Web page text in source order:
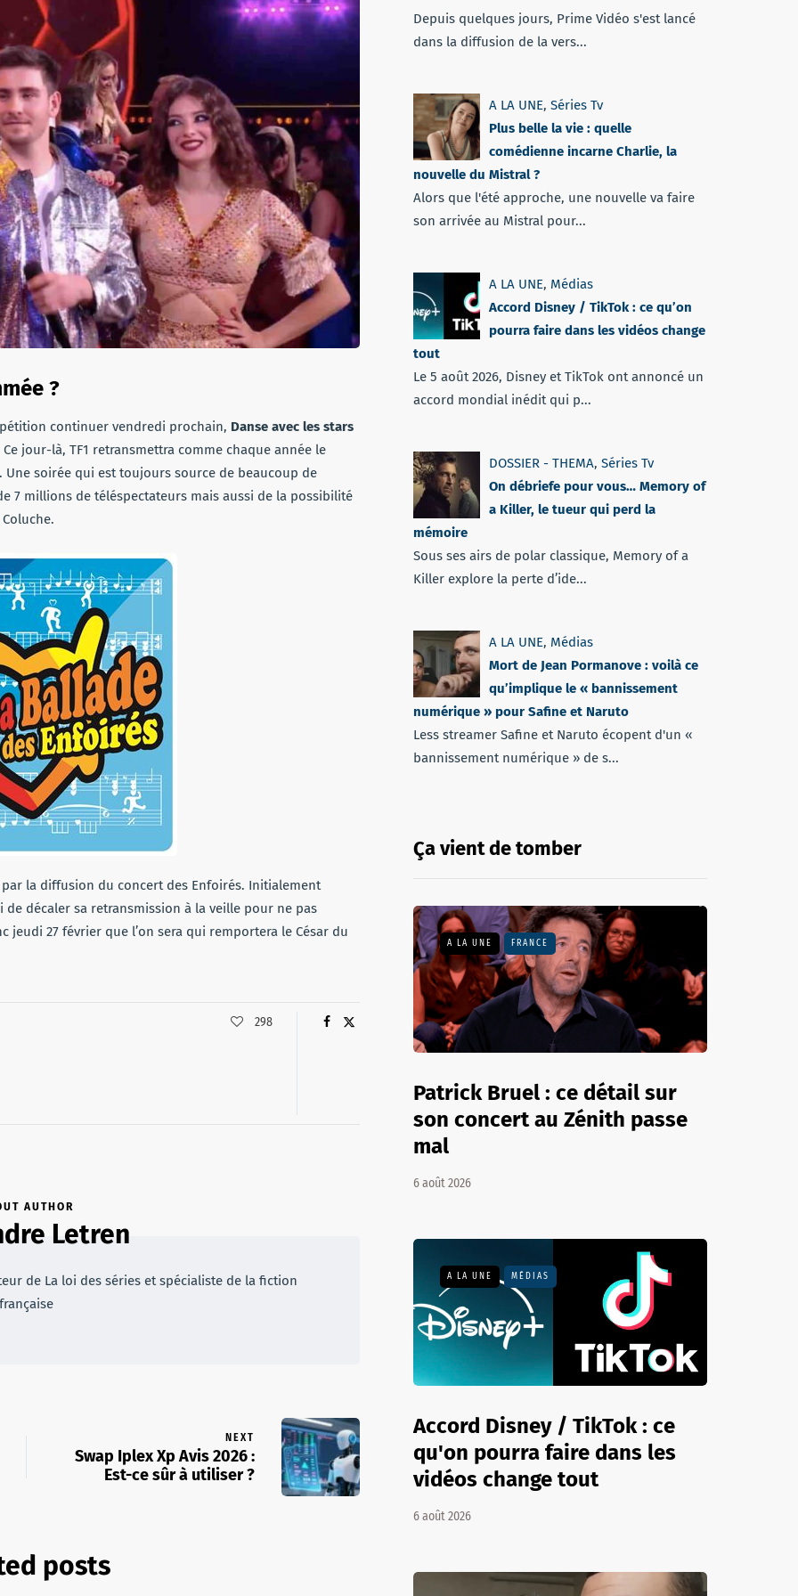
?
continuer vendredi prochain, Danse avec les stars
jour-là, TF1 retransmettra comme chaque année le
soirée qui est toujours source de beaucoup de
7 millions de téléspectateurs mais aussi de la possibilité
par la diffusion du concert des Enfoirés. Initialement
de décaler sa retransmission à la veille pour ne pas
27 février que l’on sera qui remportera le César du
298
AUTHOR
Letren
de La loi des séries et spécialiste de la fiction
NEXT
Swap Iplex Xp Avis 2026 :
Est-ce sûr à utiliser ?
posts
Depuis quelques jours, Prime Vidéo s'est lancé
dans la diffusion de la vers...
A LA UNE, Séries Tv
Plus belle la vie : quelle
comédienne incarne Charlie, la
nouvelle du Mistral ?
Alors que l'été approche, une nouvelle va faire
son arrivée au Mistral pour...
A LA UNE, Médias
Accord Disney / TikTok : ce qu’on
pourra faire dans les vidéos change
tout
Le 5 août 2026, Disney et TikTok ont annoncé un
accord mondial inédit qui p...
DOSSIER - THEMA, Séries Tv
On débriefe pour vous… Memory of
a Killer, le tueur qui perd la
mémoire
Sous ses airs de polar classique, Memory of a
Killer explore la perte d’ide...
A LA UNE, Médias
Mort de Jean Pormanove : voilà ce
qu’implique le « bannissement
numérique » pour Safine et Naruto
Less streamer Safine et Naruto écopent d'un «
bannissement numérique » de s...
Ça vient de tomber
A LA UNE FRANCE
Patrick Bruel : ce détail sur
son concert au Zénith passe
mal
6 août 2026
A LA UNE MÉDIAS
Accord Disney / TikTok : ce
qu'on pourra faire dans les
vidéos change tout
6 août 2026